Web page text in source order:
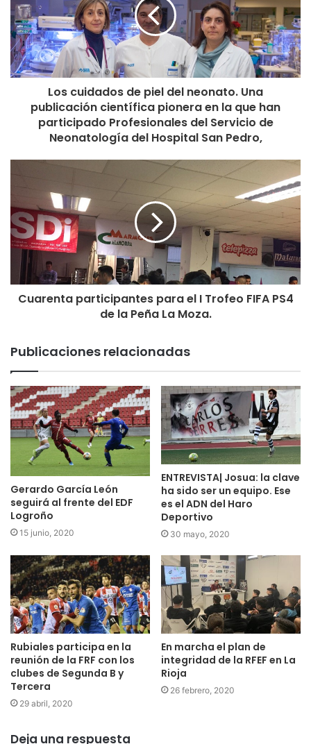
Final y reparto de puntos. Ahora tocará descansar y
preparar el próximo encuentro,que no se disputará hasta
el fin de semana del 22-23 de diciembre, y que las
enfrentará al Mulier FC. Con este partido se cerrará una
buena primera vuelta del equipo riojano.
FICHA TÉCNICA
Sheyla
Ana Pagola
Cristina
Irati
Alba
Laura Pérez
Ángela
Celia
María Herce
Suplentes
Merche
Silvia
Nerea
Mara García
Laura Varón
OIARTZUN KE
Nagore
Txiki
Napo
Udane
Ane
Amaia
Bego
Malen
Los cuidados de piel del neonato. Una
publicación científica pionera en la que han
participado Profesionales del Servicio de
Neonatología del Hospital San Pedro,
Cuarenta participantes para el I Trofeo FIFA PS4
de la Peña La Moza.
Publicaciones relacionadas
Gerardo García León
seguirá al frente del EDF
Logroño
15 junio, 2020
ENTREVISTA| Josua: la clave
ha sido ser un equipo. Ese
es el ADN del Haro
Deportivo
30 mayo, 2020
Rubiales participa en la
reunión de la FRF con los
clubes de Segunda B y
Tercera
29 abril, 2020
En marcha el plan de
integridad de la RFEF en La
Rioja
26 febrero, 2020
Deja una respuesta